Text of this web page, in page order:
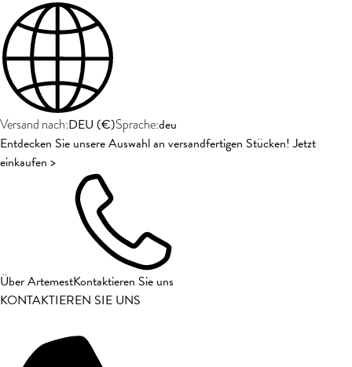
Versand nach:DEU (€)Sprache:deu
Entdecken Sie unsere Auswahl an versandfertigen Stücken! Jetzt
einkaufen >
Über ArtemestKontaktieren Sie uns
KONTAKTIEREN SIE UNS